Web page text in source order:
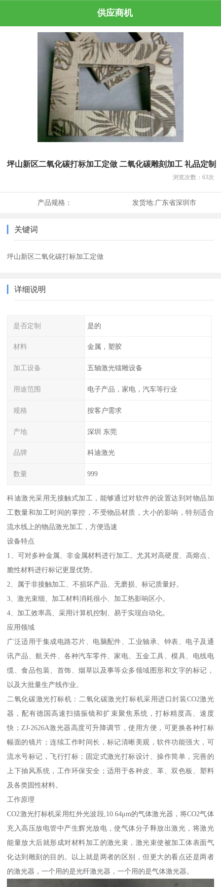
供应商机
坪山新区二氧化碳打标加工定做 二氧化碳雕刻加工 礼品定制
浏览次数： 63次
产品规格： 发货地:广东省深圳市
关键词
坪山新区二氧化碳打标加工定做
详细说明
是否定制 是的
材料 金属，塑胶
加工设备 五轴激光镭雕设备
用途范围 电子产品，家电，汽车等行业
规格 按客户需求
产地 深圳 东莞
品牌 科迪激光
数量 999
科迪激光采用无接触式加工，能够通过对软件的设置达到对物品加
工数量和加工时间的掌控，不受物品材质，大小的影响，特别适合
流水线上的物品激光加工，方便迅速
设备特点
1、可对多种金属、非金属材料进行加工。尤其对高硬度、高熔点、
脆性材料进行标记更显优势。
2、属于非接触加工、不损坏产品、无磨损、标记质量好。
3、激光束细、加工材料消耗很小、加工热影响区小。
4、加工效率高、采用计算机控制、易于实现自动化。
应用领域
广泛适用于集成电路芯片、电脑配件、工业轴承、钟表、电子及通
讯产品、航天件、各种汽车零件、家电、五金工具、模具、电线电
缆、食品包装、首饰、烟草以及事等众多领域图形和文字的标记，
以及大批量生产线作业。
二氧化碳激光打标机：二氧化碳激光打标机采用进口封装CO2激光
器，配有德国高速扫描振镜和扩束聚焦系统，打标精度高、速度
快；ZJ-2626A激光器高度可升降调节，使用方便，可更换各种打标
幅面的镜片；连续工作时间长，标记清晰美观，软件功能强大，可
流水号标记，飞行打标；固定式激光打标设计、操作简单，完善的
上下抽风系统，工作环保安全；适用于各种皮、革、双色板、塑料
及各类固性材料。
工作原理
CO2激光打标机采用红外光波段,10.64μm的气体激光器，将CO2气体
充入高压放电管中产生辉光放电，使气体分子释放出激光，将激光
能量放大后就形成对材料加工的激光束，激光束使被加工体表面气
化达到雕刻的目的。以上就是两者的区别，但更大的看点还是两者
的激光器，一个用的是光纤激光器，一个用的是气体激光器。